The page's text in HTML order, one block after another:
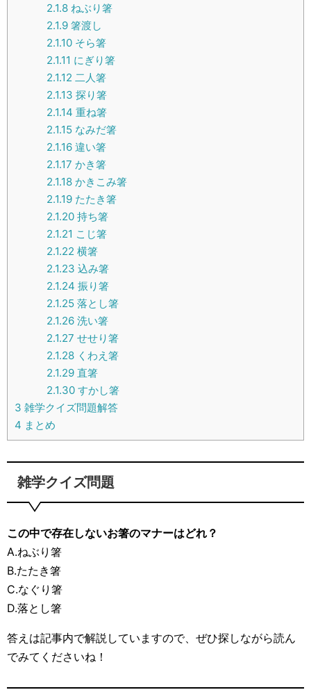
2.1.8ねぶり箸
2.1.9箸渡し
2.1.10そら箸
2.1.11 にぎり箸
2.1.12 二人箸
2.1.13 探り箸
2.1.14 重ね箸
2.1.15なみだ箸
2.1.16違い箸
2.1.17 かき箸
2.1.18かきこみ箸
2.1.19たたき箸
2.1.20持ち箸
2.1.21 こじ箸
2.1.22 横箸
2.1.23 込み箸
2.1.24 振り箸
2.1.25落とし箸
2.1.26洗い箸
2.1.27 せせり箸
2.1.28くわえ箸
2.1.29直箸
2.1.30すかし箸
3 雑学クイズ問題解答
4 まとめ
雑学クイズ問題
この中で存在しないお箸のマナーはどれ？
A.ねぶり箸
B.たたき箸
C.なぐり箸
D.落とし箸
答えは記事内で解説していますので、ぜひ探しながら読ん
でみてくださいね！